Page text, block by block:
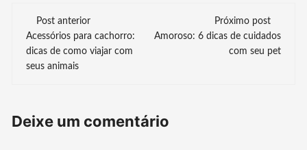
Navegação
de
post
Post anterior
Acessórios para cachorro:
dicas de como viajar com
seus animais
Próximo post
Amoroso: 6 dicas de cuidados
com seu pet
Deixe um comentário